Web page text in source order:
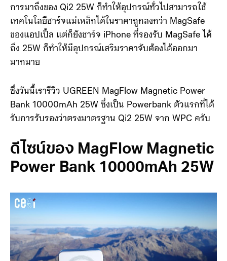
การมาถึงของ Qi2 25W ก็ทำให้อุปกรณ์ทั่วไปสามารถใช้
เทคโนโลยีชาร์จแม่เหล็กได้ในราคาถูกลงกว่า MagSafe
ของแอปเปิ้ล แต่ก็ยังชาร์จ iPhone ที่รองรับ MagSafe ได้
ถึง 25W ก็ทำให้มีอุปกรณ์เสริมราคาจับต้องได้ออกมา
มากมาย
ซึ่งวันนี้เรารีวิว UGREEN MagFlow Magnetic Power
Bank 10000mAh 25W ซึ่งเป็น Powerbank ตัวแรกที่ได้
รับการรับรองว่าตรงมาตรฐาน Qi2 25W จาก WPC ครับ
ดีไซน์ของ MagFlow Magnetic
Power Bank 10000mAh 25W